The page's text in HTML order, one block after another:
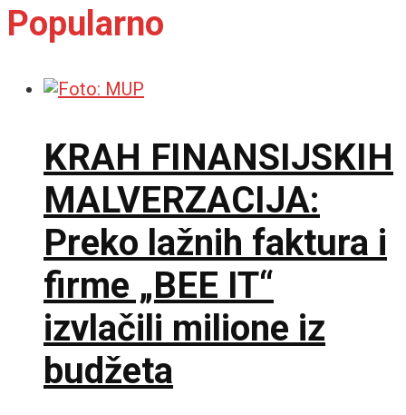
Popularno
KRAH FINANSIJSKIH
MALVERZACIJA:
Preko lažnih faktura i
firme „BEE IT“
izvlačili milione iz
budžeta